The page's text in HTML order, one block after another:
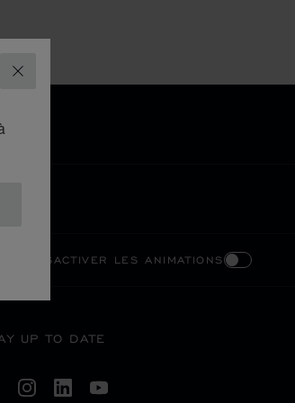
FERMER
DÉSACTIVER LES ANIMATIONS
UP TO DATE